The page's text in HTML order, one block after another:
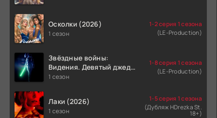
Осколки (2026)
1 сезон
1-2 серия 1 сезона
(LE-Production)
Звёздные войны:
Видения. Девятый джедай
(2026)
1 сезон
1-8 серия 1 сезона
(LE-Production)
Лаки (2026)
1 сезон
1-5 серия 1 сезона
(Дубляж HDrezka St.
18+)